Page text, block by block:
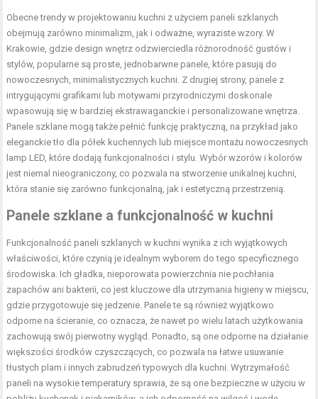
Obecne trendy w projektowaniu kuchni z użyciem paneli szklanych
obejmują zarówno minimalizm, jak i odważne, wyraziste wzory. W
Krakowie, gdzie design wnętrz odzwierciedla różnorodność gustów i
stylów, popularne są proste, jednobarwne panele, które pasują do
nowoczesnych, minimalistycznych kuchni. Z drugiej strony, panele z
intrygującymi grafikami lub motywami przyrodniczymi doskonale
wpasowują się w bardziej ekstrawaganckie i personalizowane wnętrza.
Panele szklane mogą także pełnić funkcję praktyczną, na przykład jako
eleganckie tło dla półek kuchennych lub miejsce montażu nowoczesnych
lamp LED, które dodają funkcjonalności i stylu. Wybór wzorów i kolorów
jest niemal nieograniczony, co pozwala na stworzenie unikalnej kuchni,
która stanie się zarówno funkcjonalną, jak i estetyczną przestrzenią.
Panele szklane a funkcjonalność w kuchni
Funkcjonalność paneli szklanych w kuchni wynika z ich wyjątkowych
właściwości, które czynią je idealnym wyborem do tego specyficznego
środowiska. Ich gładka, nieporowata powierzchnia nie pochłania
zapachów ani bakterii, co jest kluczowe dla utrzymania higieny w miejscu,
gdzie przygotowuje się jedzenie. Panele te są również wyjątkowo
odporne na ścieranie, co oznacza, że nawet po wielu latach użytkowania
zachowują swój pierwotny wygląd. Ponadto, są one odporne na działanie
większości środków czyszczących, co pozwala na łatwe usuwanie
tłustych plam i innych zabrudzeń typowych dla kuchni. Wytrzymałość
paneli na wysokie temperatury sprawia, że są one bezpieczne w użyciu w